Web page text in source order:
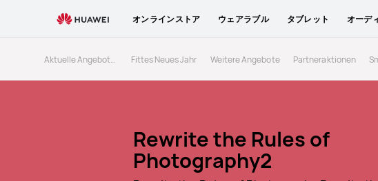
オンラインストア ウェアラブル タブレット オーデ
Aktuelle Angeboteo Fittes Neues Jahr Weitere Angebote Partneraktionen
Rewrite the Rules of
Photography2
00
日
14 59 51
秒
Rewrite the Rules of
Photography2
00
日
14 59 51
秒